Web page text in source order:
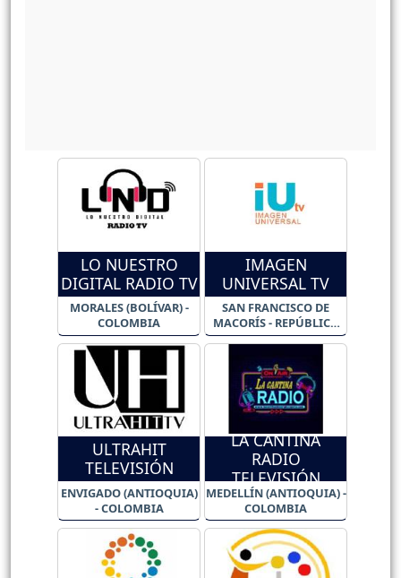
LO NUESTRO
DIGITAL RADIO TV
MORALES (BOLÍVAR) -
COLOMBIA
IMAGEN
UNIVERSAL TV
SAN FRANCISCO DE
MACORÍS - REPÚBLICA
DOMINICANA
ULTRAHIT
TELEVISIÓN
ENVIGADO (ANTIOQUIA)
- COLOMBIA
LA CANTINA
RADIO
TELEVISIÓN
MEDELLÍN (ANTIOQUIA) -
COLOMBIA